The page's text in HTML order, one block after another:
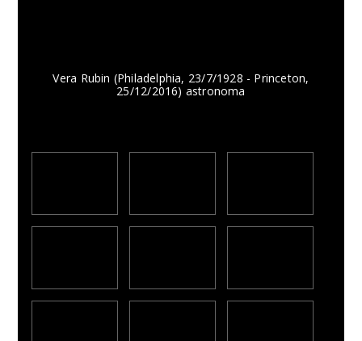
Vera Rubin (Philadelphia, 23/7/1928 - Princeton,
25/12/2016) astronoma